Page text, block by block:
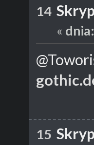
14
« dnia:
15